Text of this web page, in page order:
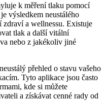
k měření tlaku pomocí
výsledkem neustálého
a wellnessu. Existuje
tlak a další vitální
nebo z jakékoliv jiné
přehled o stavu vašeho
Tyto aplikace jsou často
kde si můžete
a získávat cenné rady od